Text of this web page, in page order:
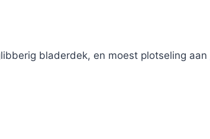
bladerdek, en moest plotseling aan